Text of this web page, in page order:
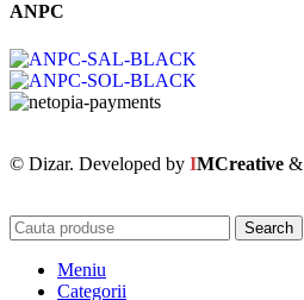
ANPC
© Dizar. Developed by IMCreative &
Search
Meniu
Categorii